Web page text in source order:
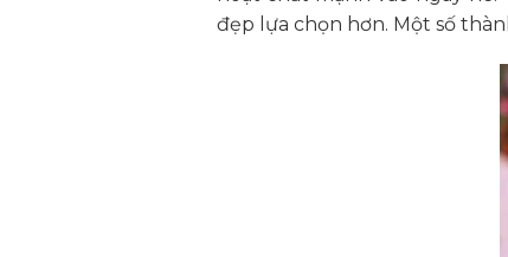
đẹp lựa chọn hơn. Một số